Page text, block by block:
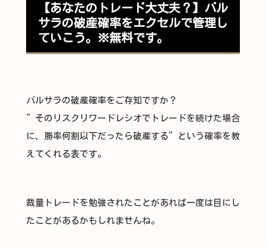
【あなたのトレード大丈夫？】バル
サラの破産確率をエクセルで管理し
ていこう。※無料です。
バルサラの破産確率をご存知ですか？
”そのリスクリワードレシオでトレードを続けた場合
に、勝率何割以下だったら破産する”という確率を教
えてくれる表です。
裁量トレードを勉強されたことがあれば一度は目にし
たことがあるかもしれませんね。